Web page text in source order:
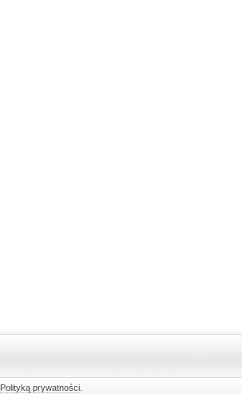
Polityką prywatności